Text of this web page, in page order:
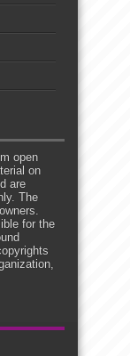
open
on
are
The
for the